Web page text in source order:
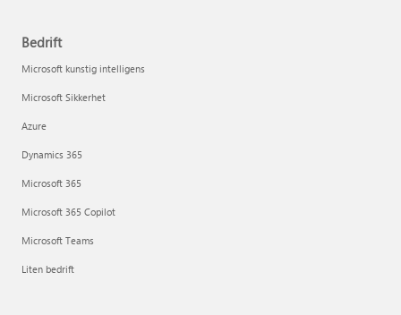
Bedrift
Microsoft kunstig intelligens
Microsoft Sikkerhet
Azure
Dynamics 365
Microsoft 365
Microsoft 365 Copilot
Microsoft Teams
Liten bedrift